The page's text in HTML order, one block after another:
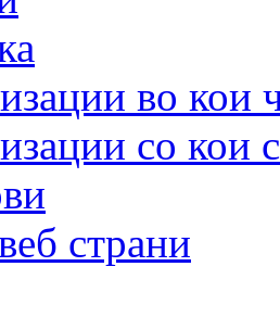
во кои
со кои
страни